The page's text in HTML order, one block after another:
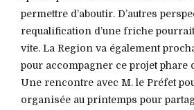
permettre d’aboutir. D’autres
requalification d’une friche
vite. La Region va également
pour accompagner ce projet phare
Une rencontre avec M. le Préfet
organisée au printemps pour